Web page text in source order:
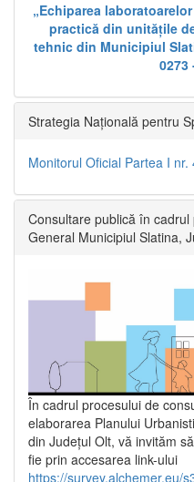
„Echiparea
practică din unitățile
tehnic din Municipiul
0273
Strategia Națională pentru
Monitorul Oficial Partea I nr.
Consultare publică în cadrul
General Municipiul Slatina,
În cadrul procesului de
elaborarea Planului
din Județul Olt, vă invităm
fie prin accesarea link-ului
https://survey.alchemer.eu/